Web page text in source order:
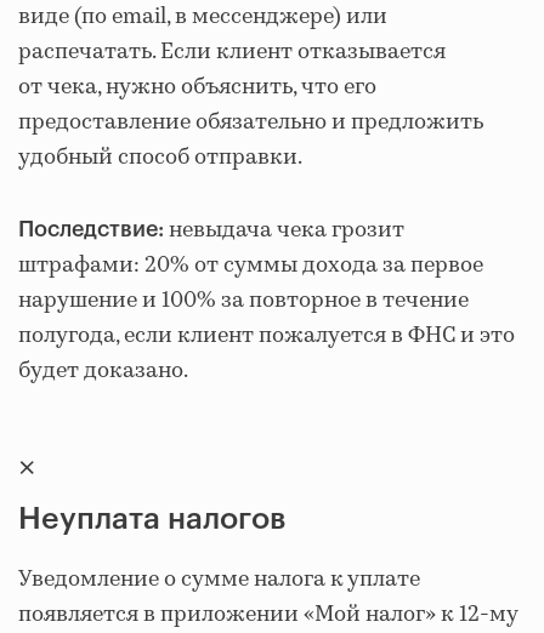
виде (по email, в мессенджере) или
распечатать. Если клиент отказывается
от чека, нужно объяснить, что его
предоставление обязательно и предложить
удобный способ отправки.
Последствие: невыдача чека грозит
штрафами: 20% от суммы дохода за первое
нарушение и 100% за повторное в течение
полугода, если клиент пожалуется в ФНС и это
будет доказано.
×
Неуплата налогов
Уведомление о сумме налога к уплате
появляется в приложении «Мой налог» к 12-му